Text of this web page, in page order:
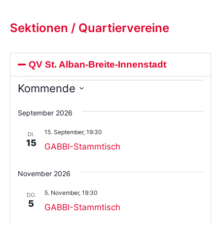
Sektionen / Quartiervereine
QV St. Alban-Breite-Innenstadt
Kommende
Sie
das
aus.
September 2026
DI.
15 GABBI-Stammtisch
15. September, 19:30
November 2026
DO.
5 GABBI-Stammtisch
5. November, 19:30